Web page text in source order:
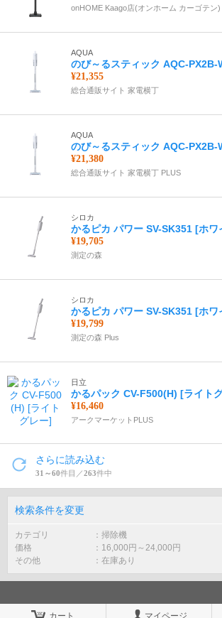
onHOME Kaago店(オンホーム カーゴテン)
AQUA
のび～るスティック AQC-PX2B-
¥21,355
総合通販サイト 家電横丁
AQUA
のび～るスティック AQC-PX2B-
¥21,380
総合通販サイト 家電横丁 PLUS
シロカ
かるピカ パワー SV-SK351 [ホワ
¥19,705
測定の森
シロカ
かるピカ パワー SV-SK351 [ホワ
¥19,799
測定の森 Plus
日立
かるパック CV-F500(H) [ライト
¥16,460
アークマーケットPLUS
さらに読み込む
31～60件目／263件中
検索条件を変更
カテゴリ
掃除機
価格
16,000 円～ 24,000 円
その他
在庫あり
カート マイページ